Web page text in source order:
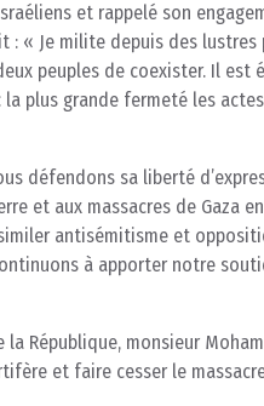
et rappelé son
: « Je milite depuis des lustres
peuples de coexister. Il est
la plus grande fermeté les
défendons sa liberté
et aux massacres de Gaza
antisémitisme et
à apporter notre
République, monsieur
et faire cesser le